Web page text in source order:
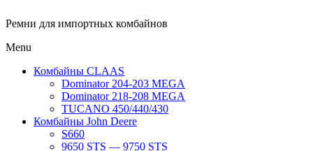
Ремни для импортных комбайнов
Menu
Комбайны CLAAS
Dominator 204-203 MEGA
Dominator 218-208 MEGA
TUCANO 450/440/430
Комбайны John Deere
S660
9650 STS — 9750 STS